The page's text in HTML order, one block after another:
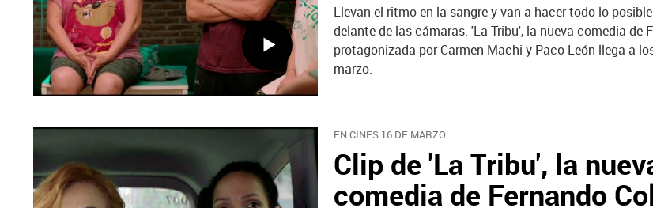
Llevan el ritmo en la sangre y van a hacer todo lo
delante de las cámaras. 'La Tribu', la nueva comedia de
protagonizada por Carmen Machi y Paco León llega a
marzo.
EN CINES 16 DE MARZO
Clip de 'La Tribu', la
comedia de Fernando